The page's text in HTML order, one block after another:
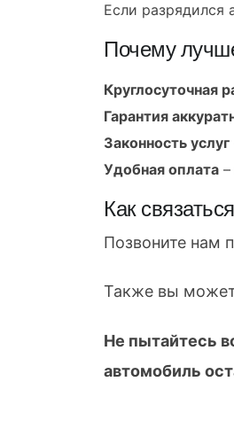
Если разрядился
Почему
Круглосуточная
Гарантия
Законность услуг
Удобная оплата
Как
Позвоните нам
Также вы
Не пытайтесь
автомобиль